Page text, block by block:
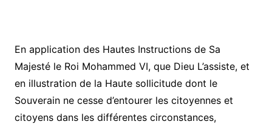
En application des Hautes Instructions de Sa
Majesté le Roi Mohammed VI, que Dieu L’assiste, et
en illustration de la Haute sollicitude dont le
Souverain ne cesse d’entourer les citoyennes et
citoyens dans les différentes circonstances,